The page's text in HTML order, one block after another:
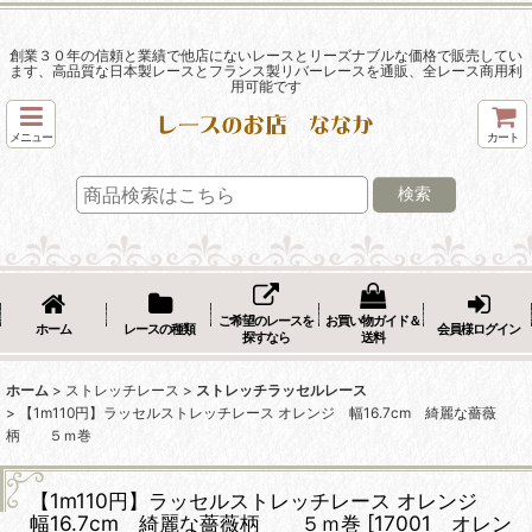
創業３０年の信頼と業績で他店にないレースとリーズナブルな価格で販売してい
ます、高品質な日本製レースとフランス製リバーレースを通販、全レース商用利
用可能です
メニュー カート
検索
ホーム レースの種類
ご希望のレースを
探すなら
お買い物ガイド＆
送料
会員様ログイン
ホーム > ストレッチレース > ストレッチラッセルレース
>
【1m110円】ラッセルストレッチレース オレンジ 幅16.7cm 綺麗な薔薇
柄 ５ｍ巻
【1m110円】ラッセルストレッチレース オレンジ
幅16.7cm 綺麗な薔薇柄 ５ｍ巻 [17001 オレン